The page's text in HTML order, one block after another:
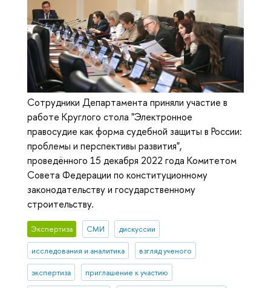
Сотрудники Департамента приняли участие в
работе Круглого стола "Электронное
правосудие как форма судебной защиты в России:
проблемы и перспективы развития",
проведённого 15 декабря 2022 года Комитетом
Совета Федерации по конституционному
законодательству и государственному
строительству.
Экспертиза СМИ дискуссии
исследования и аналитика взгляд ученого
экспертиза приглашение к участию